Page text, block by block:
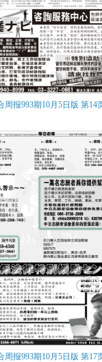
周报993期10月5日版 第14
周报993期10月5日版 第17